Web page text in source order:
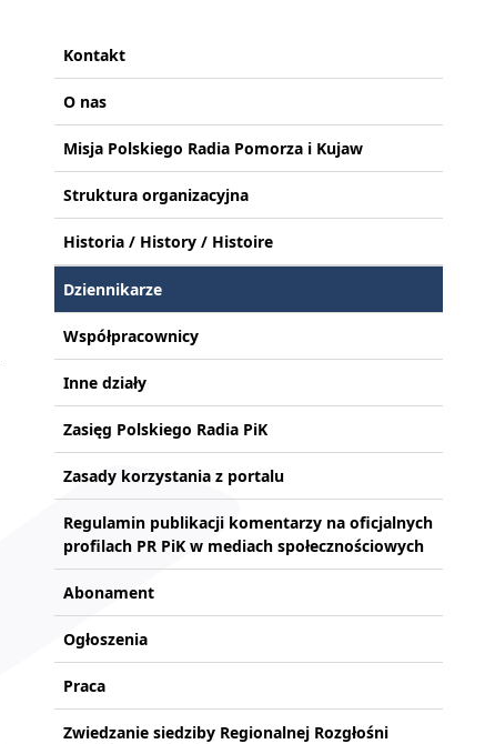
Kontakt
O nas
Misja Polskiego Radia Pomorza i Kujaw
Struktura organizacyjna
Historia / History / Histoire
Dziennikarze
Współpracownicy
Inne działy
Zasięg Polskiego Radia PiK
Zasady korzystania z portalu
Regulamin publikacji komentarzy na oficjalnych
profilach PR PiK w mediach społecznościowych
Abonament
Ogłoszenia
Praca
Zwiedzanie siedziby Regionalnej Rozgłośni